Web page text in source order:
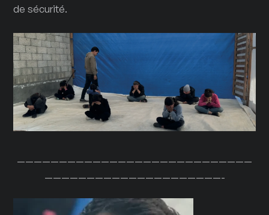
de sécurité.
————————————————————————————
—————————————————————-